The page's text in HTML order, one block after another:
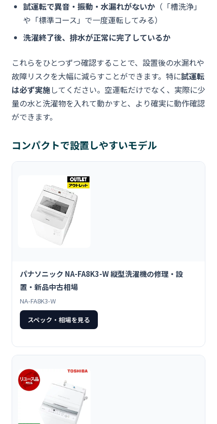
試運転で異音・振動・水漏れがないか （「槽洗浄」
や「標準コース」で一度運転してみる）
洗濯終了後、排水が正常に完了しているか
これらをひとつずつ確認することで、設置後の水漏れや
故障リスクを大幅に減らすことができます。特に試運転
は必ず実施してください。空運転だけでなく、実際に少
量の水と洗濯物を入れて動かすと、より確実に動作確認
ができます。
コンパクトで設置しやすいモデル
パナソニック NA-FA8K3-W 縦型洗濯機の修理・設
置・新品中古相場
NA-FA8K3-W
スペック・相場を見る